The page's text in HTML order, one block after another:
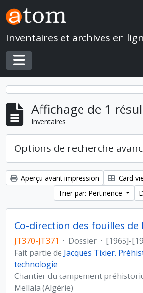
Skip to main content
Inventaires et archives en
Toggle navigation
Affichage de 1
Inventaires
Options de recherche
Aperçu avant impression Card
Trier par: Pertinence
JT370-JT371 · Dossier · [1965]-
Fait partie de Jacques Tixier.
technologie
Chantier du campement
Mellala (Algérie)